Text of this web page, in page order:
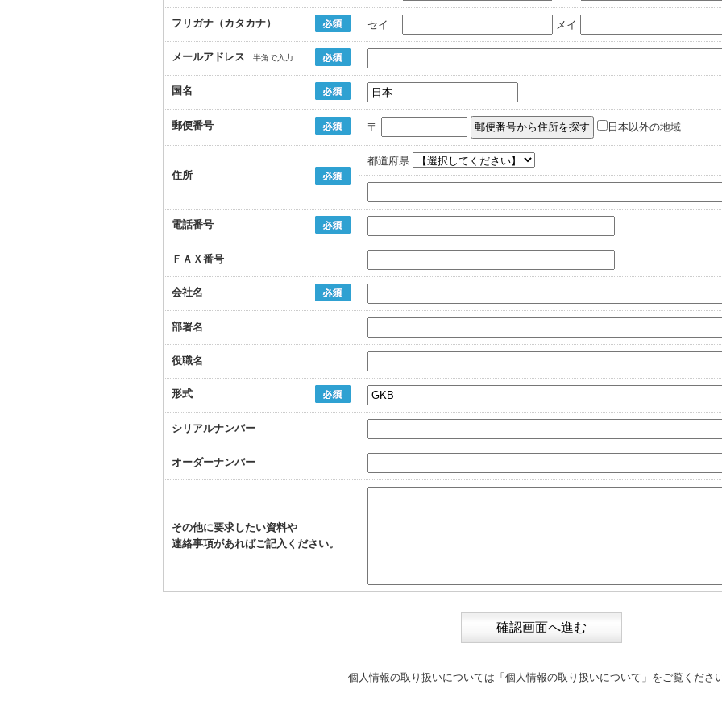
フリガナ（カタカナ） セイ メイ
メールアドレス 半角で入力
国名
郵便番号 〒 日本以外の地域
住所
都道府県
電話番号
ＦＡＸ番号
会社名
部署名
役職名
形式
シリアルナンバー
オーダーナンバー
その他に要求したい資料や
連絡事項があればご記入ください。
個人情報の取り扱いについては 「個人情報の取り扱いについて」 をご覧くださ